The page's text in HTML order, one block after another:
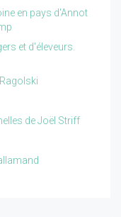
en pays d'Annot
et d'éleveurs.
de Joël Striff